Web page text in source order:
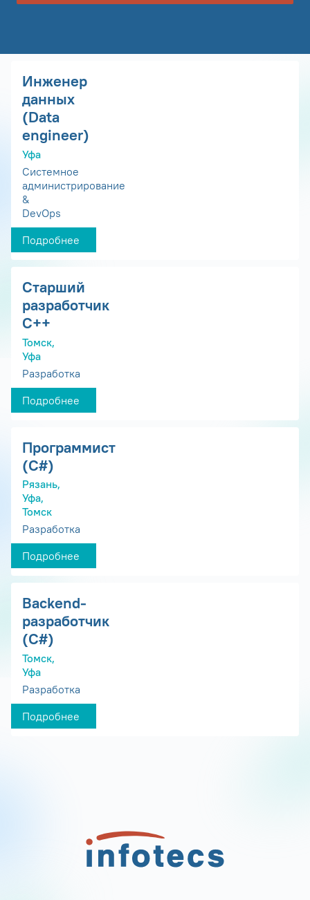
Инженер
данных
(Data
engineer)
Уфа
Системное
администрирование
&
DevOps
Подробнее
Старший
разработчик
С++
Томск,
Уфа
Разработка
Подробнее
Программист
(С#)
Рязань,
Уфа,
Томск
Разработка
Подробнее
Backend-
разработчик
(C#)
Томск,
Уфа
Разработка
Подробнее